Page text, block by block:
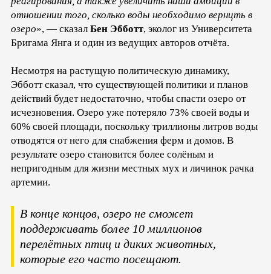
отношении того, сколько воды необходимо вернцть в
озеро», — сказал Бен Эбботт, эколог из Университета
Бригама Янга и один из ведущих авторов отчёта.
Несмотря на растущую политическую динамику,
Эбботт сказал, что существующей политики и планов
действий будет недостаточно, чтобы спасти озеро от
исчезновения. Озеро уже потеряло 73% своей воды и
60% своей площади, поскольку триллионы литров воды
отводятся от него для снабжения ферм и домов. В
результате озеро становится более солёным и
непригодным для жизни местных мух и личинок рачка
артемии.
В конце концов, озеро не сможет
поддерживать более 10 миллионов
перелётных птиц и диких животных,
которые его часто посещают.